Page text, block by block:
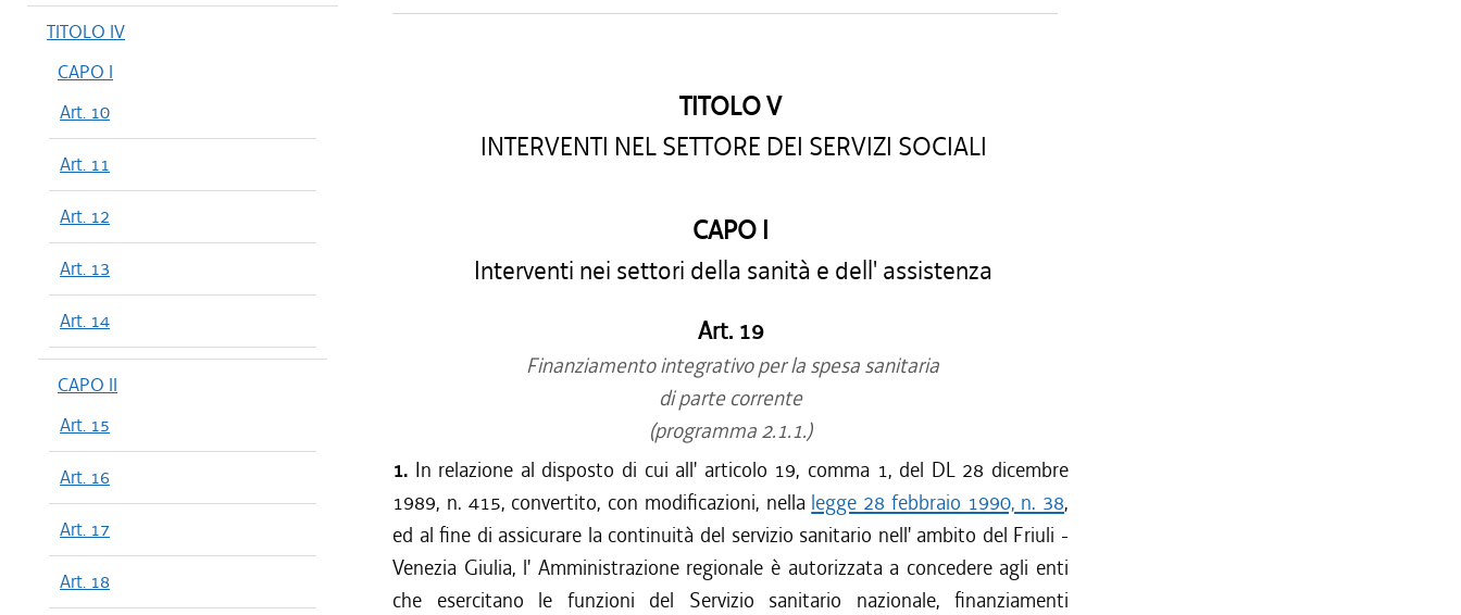
TITOLO IV
CAPO I
Art. 10
Art. 11
Art. 12
Art. 13
Art. 14
CAPO II
Art. 15
Art. 16
Art. 17
Art. 18
TITOLO V
INTERVENTI NEL SETTORE DEI SERVIZI SOCIALI
CAPO I
Interventi nei settori della sanità e dell' assistenza
Art. 19
Finanziamento integrativo per la spesa sanitaria
di parte corrente
(programma 2.1.1.)
1. In relazione al disposto di cui all' articolo 19, comma 1, del DL 28 dicembre
1989, n. 415, convertito, con modificazioni, nella legge 28 febbraio 1990, n. 38,
ed al fine di assicurare la continuità del servizio sanitario nell' ambito del Friuli -
Venezia Giulia, l' Amministrazione regionale è autorizzata a concedere agli enti
che esercitano le funzioni del Servizio sanitario nazionale, finanziamenti